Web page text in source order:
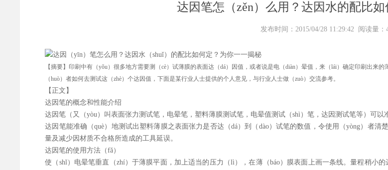
达因笔怎（zěn）么用？达因水的配比
发布时间：2015/04/28 11:29:42 阅读量：
【摘要】印刷中有（yǒu）很多地方需要测（cè）试薄膜的表面达（dá）因值，或者说是电（diàn）晕值，来（lái）确定印刷出来
（huò）者如何去测试这（zhè）个达因值，下面是某行业人士提供的个人意见，与行业人士做（zuò）交流参考。
【正文】
达因笔的概念和性能介绍
达因笔（又（yòu）叫表面张力测试笔，电晕笔，塑料薄膜测试笔，电晕值测试（shì）笔，达因测试笔等）可以
达因笔能准确（què）地测试出塑料薄膜之表面张力是否达（dá）到（dào）试笔的数值，令使用（yòng）者
量及减少因材质不合格所造成的工具延误。
达因笔的使用方法（fǎ）
使（shǐ）电晕笔垂直（zhí）于薄膜平面，加上适当的压力（lì），在薄（báo）膜表面上画一条线。量程稍小